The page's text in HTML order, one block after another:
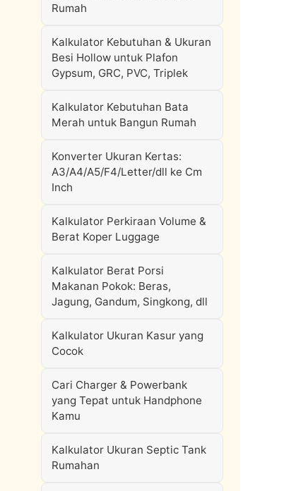
Rumah
Kalkulator Kebutuhan & Ukuran
Besi Hollow untuk Plafon
Gypsum, GRC, PVC, Triplek
Kalkulator Kebutuhan Bata
Merah untuk Bangun Rumah
Konverter Ukuran Kertas:
A3/A4/A5/F4/Letter/dll ke Cm
Inch
Kalkulator Perkiraan Volume &
Berat Koper Luggage
Kalkulator Berat Porsi
Makanan Pokok: Beras,
Jagung, Gandum, Singkong, dll
Kalkulator Ukuran Kasur yang
Cocok
Cari Charger & Powerbank
yang Tepat untuk Handphone
Kamu
Kalkulator Ukuran Septic Tank
Rumahan